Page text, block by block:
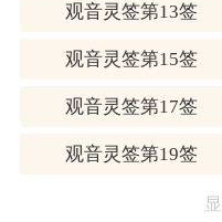
此卦守旧安然之象，凡
守旧安然。叩问神仙。
整体解译
观音灵签第13签
观音灵签第15签
观音灵签第17签
观音灵签第19签